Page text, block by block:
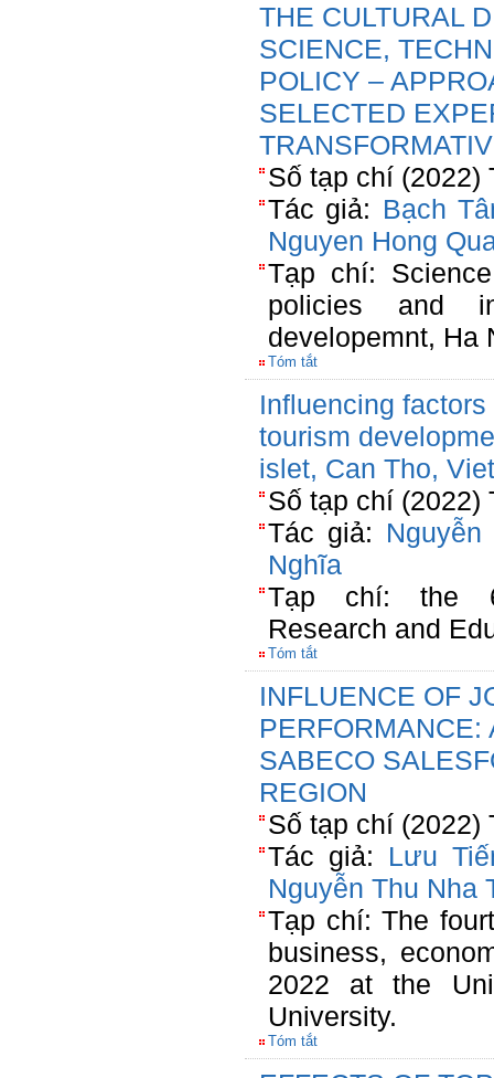
THE CULTURAL
SCIENCE,
POLICY –
SELECTED
Số tạp chí (2022)
Tác giả: Bạch
Nguyen Hong
Tạp chí:
policies and
developemnt, Ha
Tóm tắt
Influencing
tourism
islet, Can Tho,
Số tạp chí (2022)
Tác giả:
Nghĩa
Tạp chí: the
Research and
Tóm tắt
INFLUENCE OF
PERFORMANCE:
SABECO
REGION
Số tạp chí (2022)
Tác giả: Lưu
Nguyễn Thu Nha
Tạp chí: The
business,
2022 at the
University.
Tóm tắt